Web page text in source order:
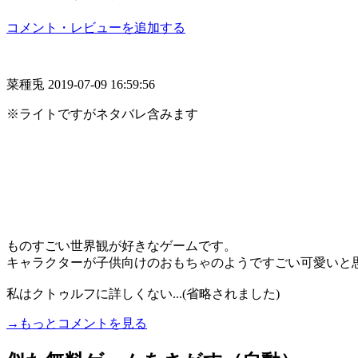
コメント・レビューを追加する
菜種兎 2019-07-09 16:59:56
※ライトですがネタバレ含みます
ものすごい世界観が好きなゲームです。
キャラクターが子供向けのおもちゃのようですごい可愛いと
私はクトゥルフに詳しくない...(省略されました)
→もっとコメントを見る